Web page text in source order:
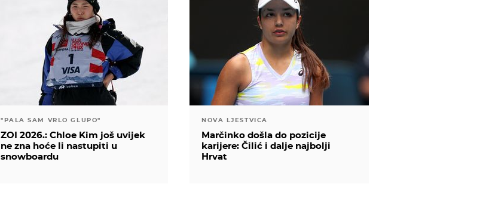
"PALA SAM VRLO GLUPO"
ZOI 2026.: Chloe Kim još uvijek
ne zna hoće li nastupiti u
snowboardu
NOVA LJESTVICA
Marčinko došla do pozicije
karijere: Čilić i dalje najbolji
Hrvat